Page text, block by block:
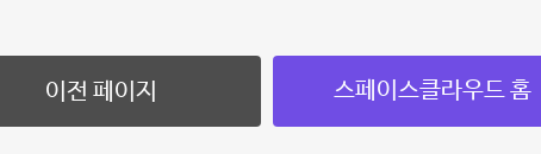
이전 페이지 스페이스클라우드 홈